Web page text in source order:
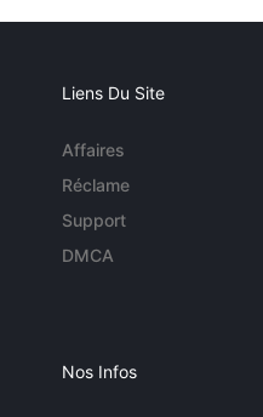
Liens Du Site
Affaires
Réclame
Support
DMCA
Nos Infos